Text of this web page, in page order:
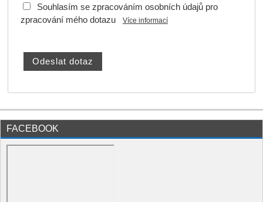
Souhlasím se zpracováním osobních údajů pro
zpracování mého dotazu
Více informací
FACEBOOK